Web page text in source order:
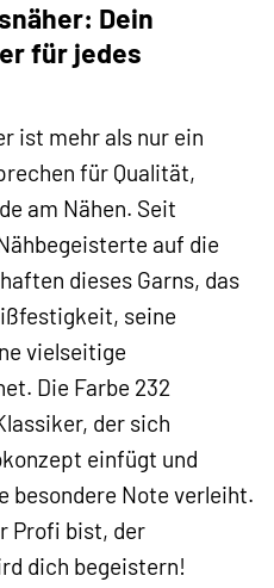
Dein
für jedes
ist mehr als nur ein
für Qualität,
am Nähen. Seit
auf die
dieses Garns, das
seine
vielseitige
Die Farbe 232
der sich
einfügt und
besondere Note verleiht.
Profi bist, der
dich begeistern!